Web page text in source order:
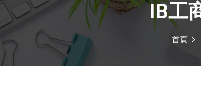
IB工
首頁
登錄
您還